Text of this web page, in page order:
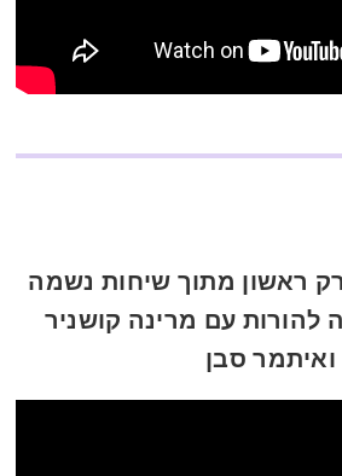
53: פרק ראשון מתוך שיחות נשמה
להורות עם מרינה קושניר
ואיתמר סבן